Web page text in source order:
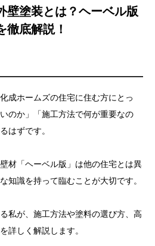
壁塗装とは？ヘーベル版
徹底解説！
成ホームズの住宅に住む方にとっ
のか」「施工方法で何が重要なの
はずです。
材「ヘーベル版」は他の住宅とは異
知識を持って臨むことが大切です。
私が、施工方法や塗料の選び方、高
詳しく解説します。